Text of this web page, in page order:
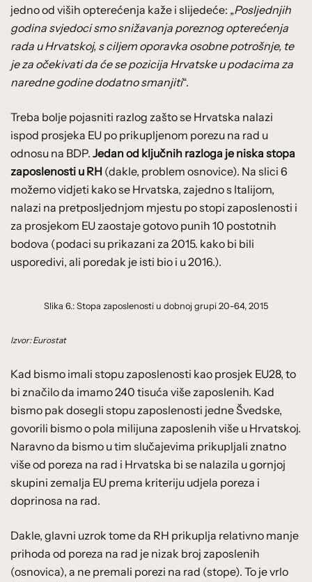
jedno od viših opterećenja kaže i slijedeće: „Posljednjih
godina svjedoci smo snižavanja poreznog opterećenja
rada u Hrvatskoj, s ciljem oporavka osobne potrošnje, te
je za očekivati da će se pozicija Hrvatske u podacima za
naredne godine dodatno smanjiti“.
Treba bolje pojasniti razlog zašto se Hrvatska nalazi
ispod prosjeka EU po prikupljenom porezu na rad u
odnosu na BDP. Jedan od ključnih razloga je niska stopa
zaposlenosti u RH (dakle, problem osnovice). Na slici 6
možemo vidjeti kako se Hrvatska, zajedno s Italijom,
nalazi na pretposljednjom mjestu po stopi zaposlenosti i
za prosjekom EU zaostaje gotovo punih 10 postotnih
bodova (podaci su prikazani za 2015. kako bi bili
usporedivi, ali poredak je isti bio i u 2016.).
Slika 6.: Stopa zaposlenosti u dobnoj grupi 20-64, 2015
Izvor: Eurostat
Kad bismo imali stopu zaposlenosti kao prosjek EU28, to
bi značilo da imamo 240 tisuća više zaposlenih. Kad
bismo pak dosegli stopu zaposlenosti jedne Švedske,
govorili bismo o pola milijuna zaposlenih više u Hrvatskoj.
Naravno da bismo u tim slučajevima prikupljali znatno
više od poreza na rad i Hrvatska bi se nalazila u gornjoj
skupini zemalja EU prema kriteriju udjela poreza i
doprinosa na rad.
Dakle, glavni uzrok tome da RH prikuplja relativno manje
prihoda od poreza na rad je nizak broj zaposlenih
(osnovica), a ne premali porezi na rad (stope). To je vrlo